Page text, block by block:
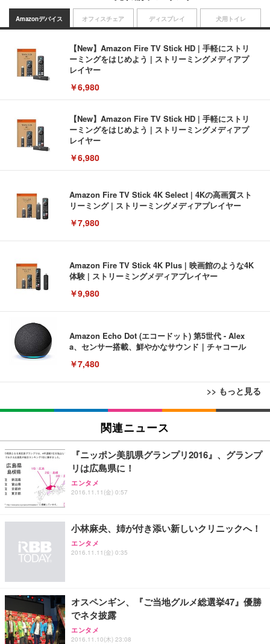
Amazonデバイス
【New】Amazon Fire TV Stick HD | 手軽にストリ
ーミングをはじめよう | ストリーミングメディアプ
レイヤー
￥6,980
【New】Amazon Fire TV Stick HD | 手軽にストリ
ーミングをはじめよう | ストリーミングメディアプ
レイヤー
￥6,980
Amazon Fire TV Stick 4K Select | 4Kの高画質スト
リーミング | ストリーミングメディアプレイヤー
￥7,980
Amazon Fire TV Stick 4K Plus | 映画館のような4K
体験 | ストリーミングメディアプレイヤー
￥9,980
Amazon Echo Dot (エコードット) 第5世代 - Alex
a、センサー搭載、鮮やかなサウンド｜チャコール
￥7,480
>> もっと見る
オフィスチェア
[EdoErgo] オフィスチェア 椅子 テレワーク 疲れな
い 跳ね上げ式アームレスト コンパクト 約105度ロッ
キング pc 事務椅子 360度回転 座面昇降 強化ナイロ
ン樹脂ベース 通気性メッシュ 在宅ワーク H-WY01
(黒網+黒枠+黒足)
￥5,699
SIHOO B100 オフィスチェア／デスクチェア メッシ
Sezlife オフィスチェア デスクチェア 疲れない テレ
ョン PCチェア 通気性メッシュ ゲーミング/勉強/事
務用 おしゃれ パソコンチェア (ブラック)
Sezlife オフィスチェア デスクチェア 疲れない テレ
ワーク チェア 強化バックレスト 30度ロッキング機
ディスプレイ
EIZO ビジネス向けプレミアムモニター | FlexScan
EV3240X-WT | 31.5型4K UHD・USB Type-C・ホワ
￥105,595
EIZO ビジネス向けプレミアムモニター | FlexScan
EV2740X-WT | 27.0型4K UHD・USB Type-C・ホワ
￥109,572
【整備済み品】Dell E2724HS 27インチ 液晶モニタ
ー フルHD（1920×1080）VA 非光沢 HDMI/DisplayP
犬用トイレ
Amazonベーシック ペットシーツ 薄型 レギュラー 1
回使い捨て 無香料 ホワイト 300枚
￥3,373
Amazonベーシック ペットシーツ 厚型 ワイド 42枚
Smart Basic(スマートベーシック) 【Amazon.co.jp
限定】 Smart Basic アイリスオーヤマ ペットシーツ
関連ニュース
『ニッポン美肌県グランプリ2016』、グランプ
リは広島県に！
エンタメ
2016.11.11(金) 0:57
小林麻央、姉が付き添い新しいクリニックへ！
エンタメ
2016.11.11(金) 0:35
オスペンギン、『ご当地グルメ総選挙47』優勝
でネタ披露
エンタメ
2016.11.10(木) 23:08